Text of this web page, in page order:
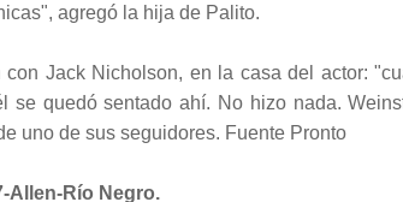
agregó la hija de Palito.
Jack Nicholson, en la casa del actor:
se quedó sentado ahí. No hizo nada.
uno de sus seguidores. Fuente Pronto
Allen-Río Negro.